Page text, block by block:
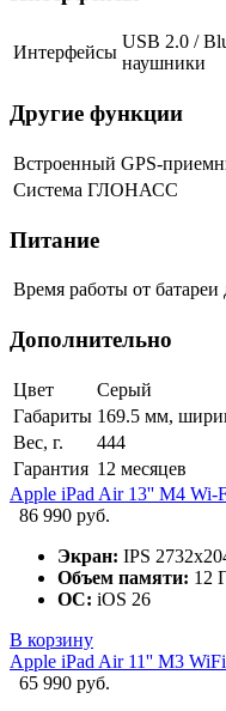
Интерфейсы
USB 2.0 /
наушники
Другие функции
Встроенный GPS-
Система ГЛОНАСС
Питание
Время работы от
Дополнительно
Цвет
Серый
Габариты 169.5 мм,
Вес, г.
444
Гарантия 12 месяцев
Apple iPad Air 13'' M4 Wi-
86 990 руб.
Экран: IPS
Объем памяти: 12
ОС: iOS 26
В корзину
Apple iPad Air 11'' M3
65 990 руб.